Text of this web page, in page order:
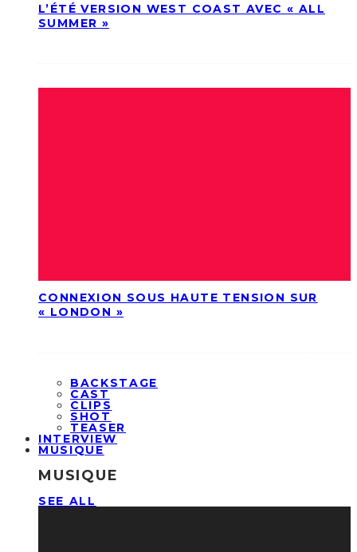
L’ÉTÉ VERSION WEST COAST AVEC « ALL
SUMMER »
CONNEXION SOUS HAUTE TENSION SUR
« LONDON »
BACKSTAGE
CAST
CLIPS
SHOT
TEASER
INTERVIEW
MUSIQUE
MUSIQUE
SEE ALL